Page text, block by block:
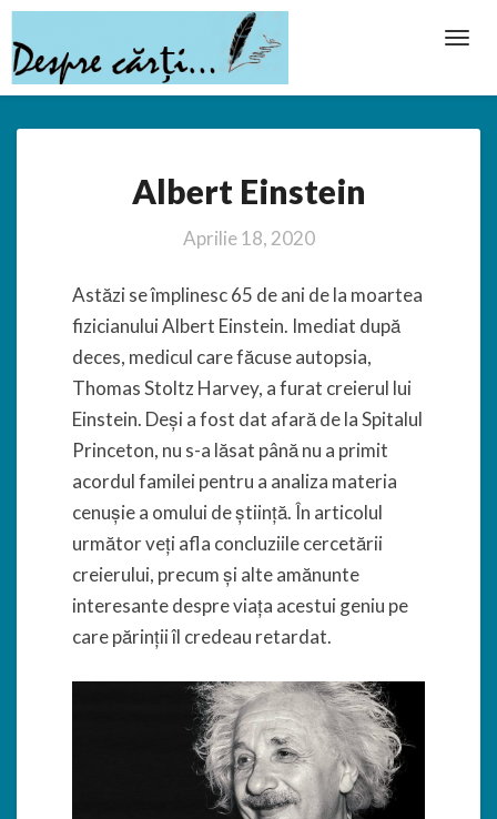
Einstein
Albert Einstein
Aprilie 18, 2020
Astăzi se împlinesc 65 de ani de la moartea
fizicianului Albert Einstein. Imediat după
deces, medicul care făcuse autopsia,
Thomas Stoltz Harvey, a furat creierul lui
Einstein. Deși a fost dat afară de la Spitalul
Princeton, nu s-a lăsat până nu a primit
acordul familei pentru a analiza materia
cenușie a omului de știință. În articolul
următor veți afla concluziile cercetării
creierului, precum și alte amănunte
interesante despre viața acestui geniu pe
care părinții îl credeau retardat.